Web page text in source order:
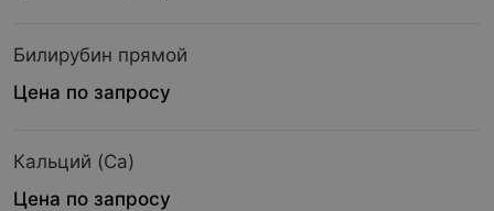
Билирубин прямой
Цена по запросу
Кальций (Ca)
Цена по запросу